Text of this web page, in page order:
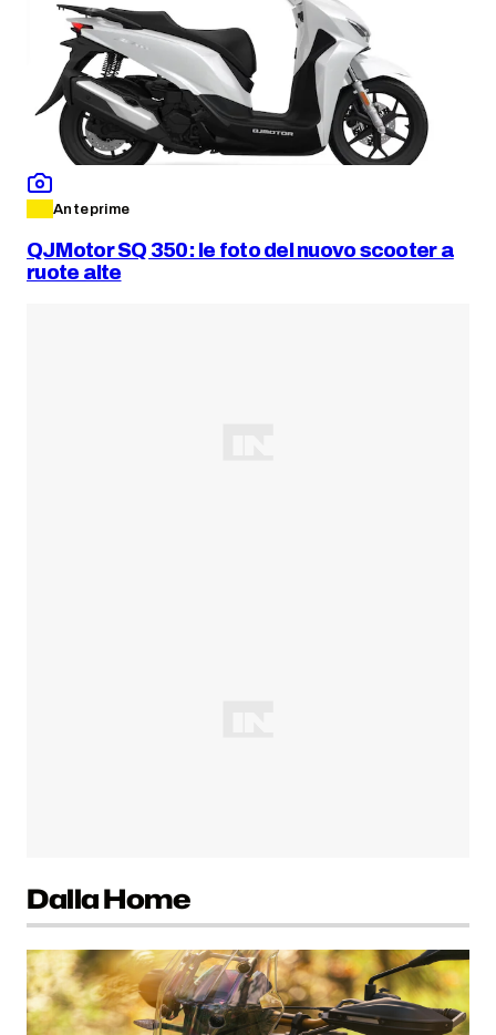
Anteprime
QJMotor SQ 350: le foto del nuovo scooter a
ruote alte
Dalla Home